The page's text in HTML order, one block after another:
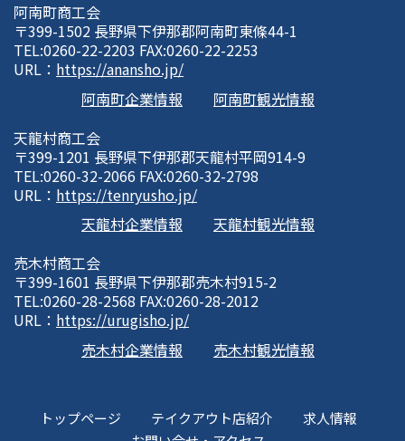
阿南町商工会
〒399-1502 長野県下伊那郡阿南町東條44-1
TEL:0260-22-2203 FAX:0260-22-2253
URL： https://anansho.jp/
阿南町企業情報
阿南町観光情報
天龍村商工会
〒399-1201 長野県下伊那郡天龍村平岡914-9
TEL:0260-32-2066 FAX:0260-32-2798
URL： https://tenryusho.jp/
天龍村企業情報
天龍村観光情報
売木村商工会
〒399-1601 長野県下伊那郡売木村915-2
TEL:0260-28-2568 FAX:0260-28-2012
URL： https://urugisho.jp/
売木村企業情報
売木村観光情報
トップページ テイクアウト店紹介
求人情報